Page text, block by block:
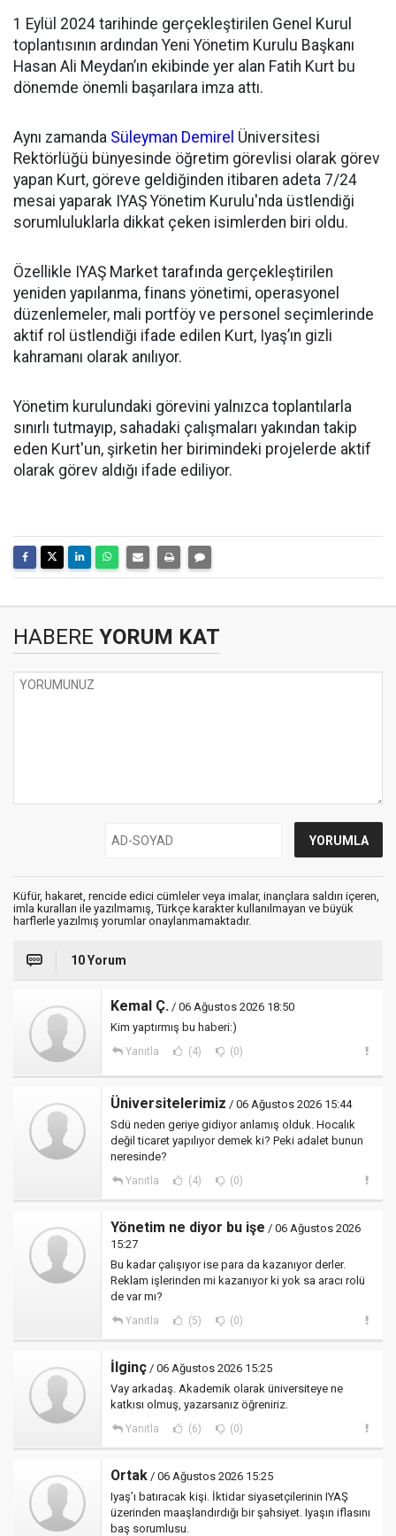
1 Eylül 2024 tarihinde gerçekleştirilen Genel Kurul
toplantısının ardından Yeni Yönetim Kurulu Başkanı
Hasan Ali Meydan’ın ekibinde yer alan Fatih Kurt bu
dönemde önemli başarılara imza attı.
Aynı zamanda Süleyman Demirel Üniversitesi
Rektörlüğü bünyesinde öğretim görevlisi olarak görev
yapan Kurt, göreve geldiğinden itibaren adeta 7/24
mesai yaparak IYAŞ Yönetim Kurulu'nda üstlendiği
sorumluluklarla dikkat çeken isimlerden biri oldu.
Özellikle IYAŞ Market tarafında gerçekleştirilen
yeniden yapılanma, finans yönetimi, operasyonel
düzenlemeler, mali portföy ve personel seçimlerinde
aktif rol üstlendiği ifade edilen Kurt, Iyaş’ın gizli
kahramanı olarak anılıyor.
Yönetim kurulundaki görevini yalnızca toplantılarla
sınırlı tutmayıp, sahadaki çalışmaları yakından takip
eden Kurt'un, şirketin her birimindeki projelerde aktif
olarak görev aldığı ifade ediliyor.
HABERE YORUM KAT
Küfür, hakaret, rencide edici cümleler veya imalar, inançlara saldırı içeren,
imla kuralları ile yazılmamış, Türkçe karakter kullanılmayan ve büyük
harflerle yazılmış yorumlar onaylanmamaktadır.
10 Yorum
Kemal Ç. / 06 Ağustos 2026 18:50
Kim yaptırmış bu haberi:)
Yanıtla (4) (0)
Üniversitelerimiz / 06 Ağustos 2026 15:44
Sdü neden geriye gidiyor anlamış olduk. Hocalık
değil ticaret yapılıyor demek ki? Peki adalet bunun
neresinde?
Yanıtla (4) (0)
Yönetim ne diyor bu işe / 06 Ağustos 2026
15:27
Bu kadar çalışıyor ise para da kazanıyor derler.
Reklam işlerinden mi kazanıyor ki yok sa aracı rolü
de var mı?
Yanıtla (5) (0)
İlginç / 06 Ağustos 2026 15:25
Vay arkadaş. Akademik olarak üniversiteye ne
katkısı olmuş, yazarsanız öğreniriz.
Yanıtla (6) (0)
Ortak / 06 Ağustos 2026 15:25
Iyaş’ı batıracak kişi. İktidar siyasetçilerinin IYAŞ
üzerinden maaşlandırdığı bir şahsiyet. Iyaşın iflasını
baş sorumlusu.